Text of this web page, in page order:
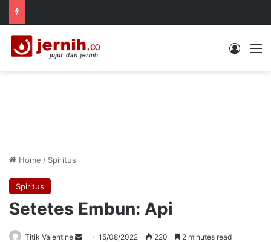
Log In
Home / Spiritus
Spiritus
Setetes Embun: Api
Titik Valentine
Send15/08/2022 220 2 minutes read